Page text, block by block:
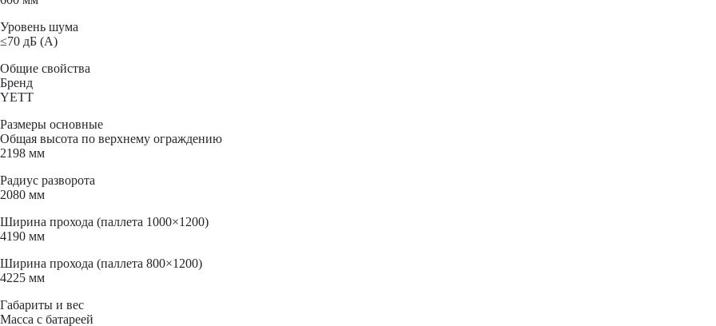
Уровень шума
≤70 дБ (А)
Общие свойства
Бренд
YETT
Размеры основные
Общая высота по верхнему ограждению
2198 мм
Радиус разворота
2080 мм
Ширина прохода (паллета 1000×1200)
4190 мм
Ширина прохода (паллета 800×1200)
4225 мм
Габариты и вес
Масса с батареей